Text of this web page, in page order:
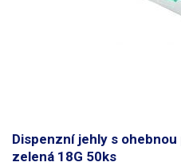
Dispenzní jehly s
zelená 18G 50ks